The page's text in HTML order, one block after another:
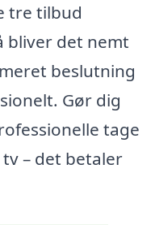
tre tilbud
bliver det nemt
beslutning
Gør dig
tage
– det betaler